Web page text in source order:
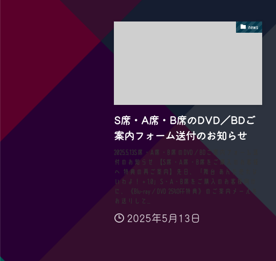
news
S席・A席・B席のDVD／BDご
案内フォーム送付のお知らせ
2025.5.13S席・A席・B席のDVD／BDご案内フォーム送
付のお知らせ 【S席・A席・B席をご購入のお客様
へ 特典の再ご案内】先日、『舞台 あんた売れな
いわよ！＋1.0』S・A・B席をご購入のお客様向け
に、《Blu-ray／DVD 25%OFF特典》のご案内メールを
お送りして...
2025年5月13日